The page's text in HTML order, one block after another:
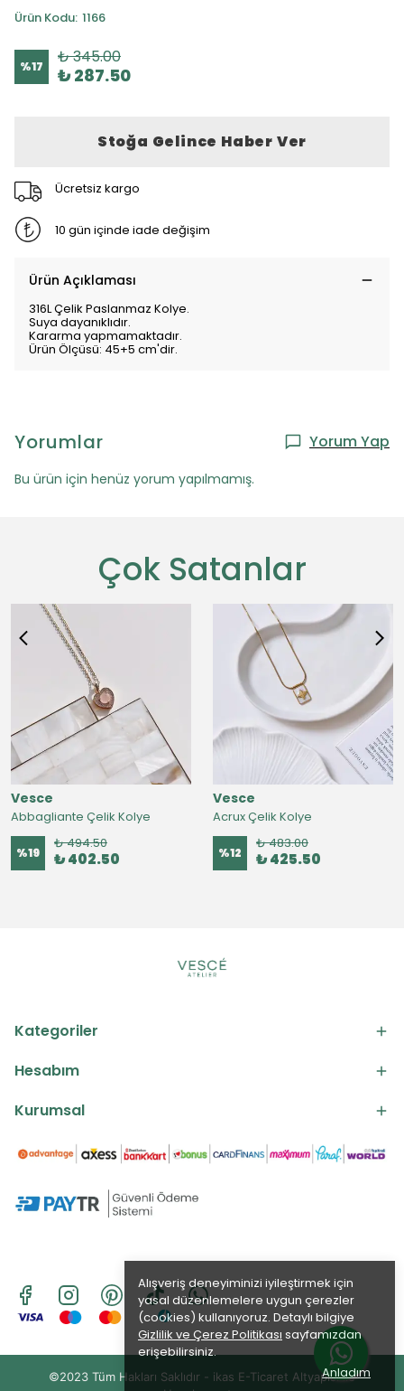
Alışveriş deneyiminizi iyileştirmek için
yasal düzenlemelere uygun çerezler
(cookies) kullanıyoruz. Detaylı bilgiye
Gizlilik ve Çerez Politikası sayfamızdan
erişebilirsiniz.
Anladım
Ürün Kodu: 1166
%17 ₺ 345.00
₺ 287.50
Stoğa Gelince Haber Ver
Ücretsiz kargo
10 gün içinde iade değişim
Ürün Açıklaması
316L Çelik Paslanmaz Kolye.
Suya dayanıklıdır.
Kararma yapmamaktadır.
Ürün Ölçüsü: 45+5 cm'dir.
Yorumlar Yorum Yap
Bu ürün için henüz yorum yapılmamış.
Çok Satanlar
Vesce
Abbagliante Çelik Kolye
%19
₺ 494.50
₺ 402.50
Vesce
Acrux Çelik Kolye
%12
₺ 483.00
₺ 425.50
Kategoriler
Hesabım
Kurumsal
©2023 Tüm Hakları Saklıdır - ikas E-Ticaret Altyapısı ile